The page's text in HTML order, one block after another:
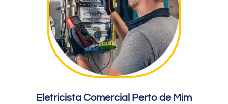
Eletricista Comercial Perto de Mim